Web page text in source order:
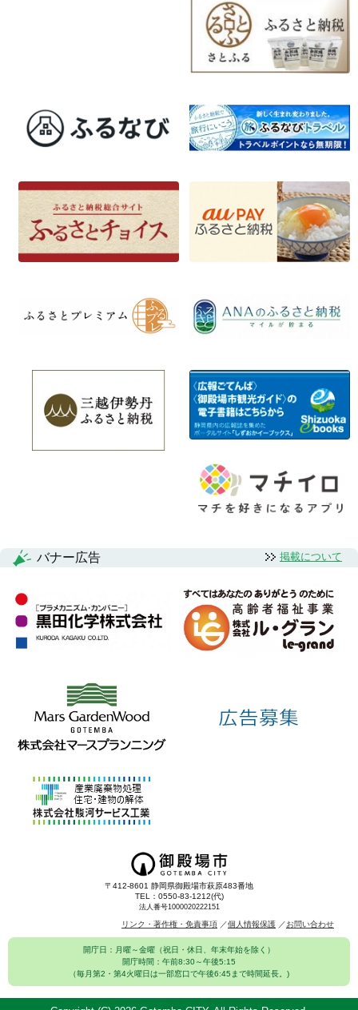
バナー広告 掲載について
〒412-8601 静岡県御殿場市萩原483番地
TEL：0550-83-1212(代)
法人番号1000020222151
リンク・著作権・免責事項 個人情報保護 お問い合わせ
開庁日：月曜～金曜（祝日・休日、年末年始を除く）
開庁時間：午前8:30～午後5:15
（毎月第2・第4火曜日は一部窓口で午後6:45まで時間延長。)